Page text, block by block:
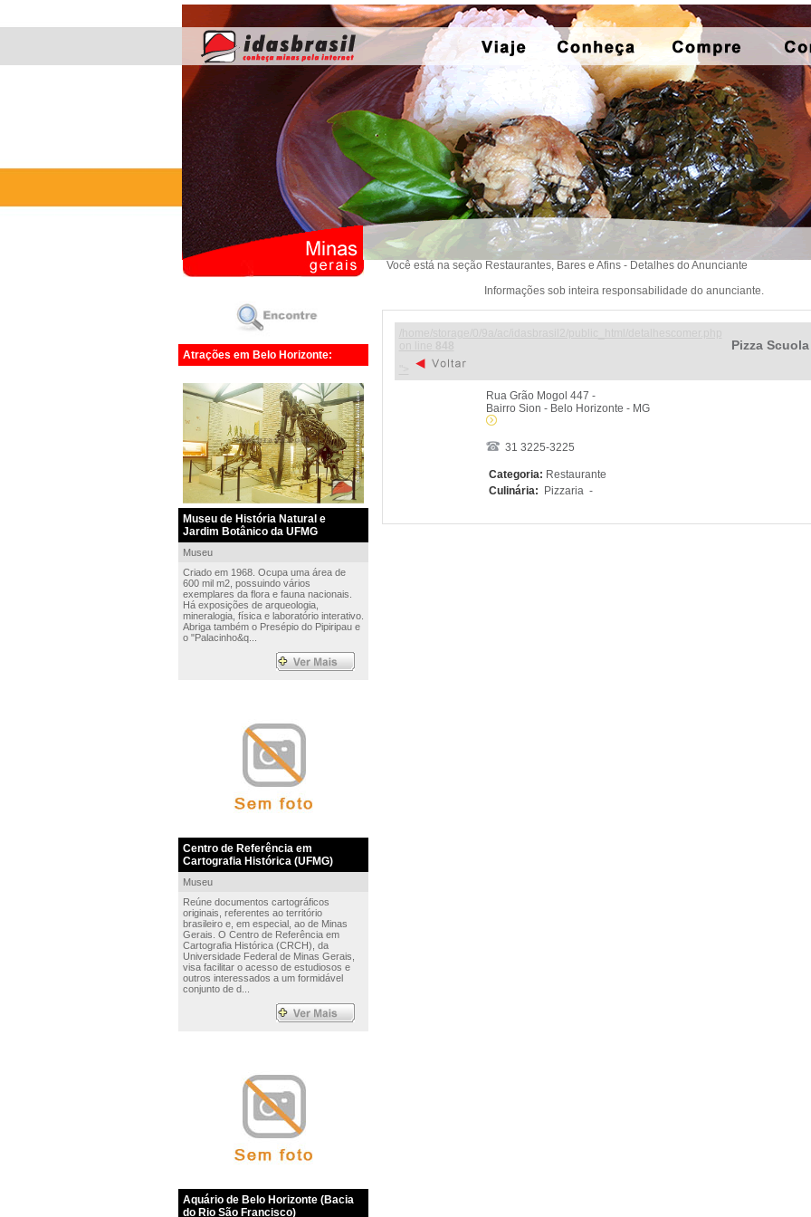
Atrações em Belo Horizonte:
Museu de História Natural e
Jardim Botânico da UFMG
Museu
Criado em 1968. Ocupa uma área de
600 mil m2, possuindo vários
exemplares da flora e fauna nacionais.
Há exposições de arqueologia,
mineralogia, física e laboratório interativo.
Abriga também o Presépio do Pipiripau e
o "Palacinho&q...
Centro de Referência em
Cartografia Histórica (UFMG)
Museu
Reúne documentos cartográficos
originais, referentes ao território
brasileiro e, em especial, ao de Minas
Gerais. O Centro de Referência em
Cartografia Histórica (CRCH), da
Universidade Federal de Minas Gerais,
visa facilitar o acesso de estudiosos e
outros interessados a um formidável
conjunto de d...
Aquário de Belo Horizonte (Bacia
do Rio São Francisco)
Você está na seção Restaurantes, Bares e Afins - Detalhes do Anunciante
Informações sob inteira responsabilidade do anunciante.
Pizza Scuola
Rua Grão Mogol 447 -
Bairro Sion - Belo Horizonte - MG
31 3225-3225
Categoria: Restaurante
Culinária: Pizzaria -